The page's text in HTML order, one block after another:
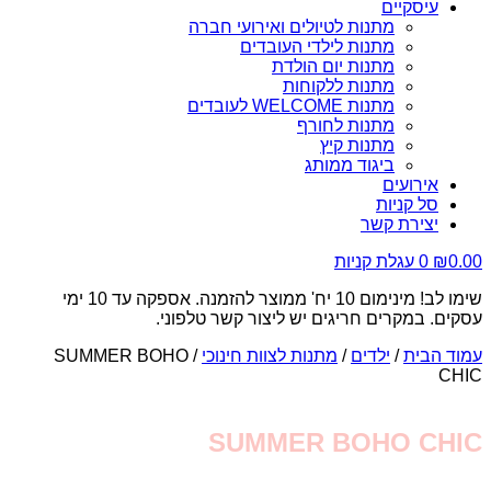
עיסקיים
מתנות לטיולים ואירועי חברה
מתנות לילדי העובדים
מתנות יום הולדת
מתנות ללקוחות
מתנות WELCOME לעובדים
מתנות לחורף
מתנות קיץ
ביגוד ממותג
אירועים
סל קניות
יצירת קשר
₪0.00
0 עגלת קניות
שימו לב! מינימום 10 יח' ממוצר להזמנה. אספקה עד 10 ימי
עסקים. במקרים חריגים יש ליצור קשר טלפוני.
עמוד הבית/ ילדים / מתנות לצוות חינוכי
/ SUMMER BOHO
CHIC
SUMMER BOHO CHIC